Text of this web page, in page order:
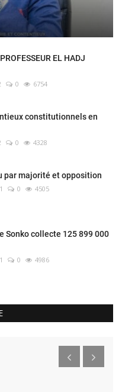
EL HADJ
0 6754
constitutionnels en
0 4328
par majorité et opposition
0 4505
Sonko collecte 125 899 000
0 4986